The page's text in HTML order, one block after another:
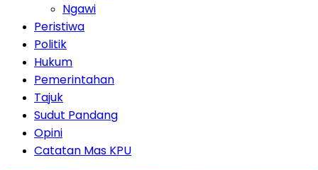
Ngawi
Peristiwa
Politik
Hukum
Pemerintahan
Tajuk
Sudut Pandang
Opini
Catatan Mas KPU